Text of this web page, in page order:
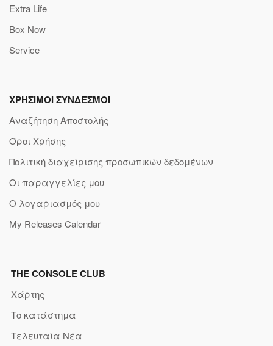
Extra Life
Box Now
Service
ΧΡΗΣΙΜΟΙ ΣΥΝΔΕΣΜΟΙ
Αναζήτηση Αποστολής
Όροι Χρήσης
Πολιτική διαχείρισης προσωπικών δεδομένων
Οι παραγγελίες μου
Ο λογαριασμός μου
My Releases Calendar
THE CONSOLE CLUB
Χάρτης
Το κατάστημα
Τελευταία Νέα